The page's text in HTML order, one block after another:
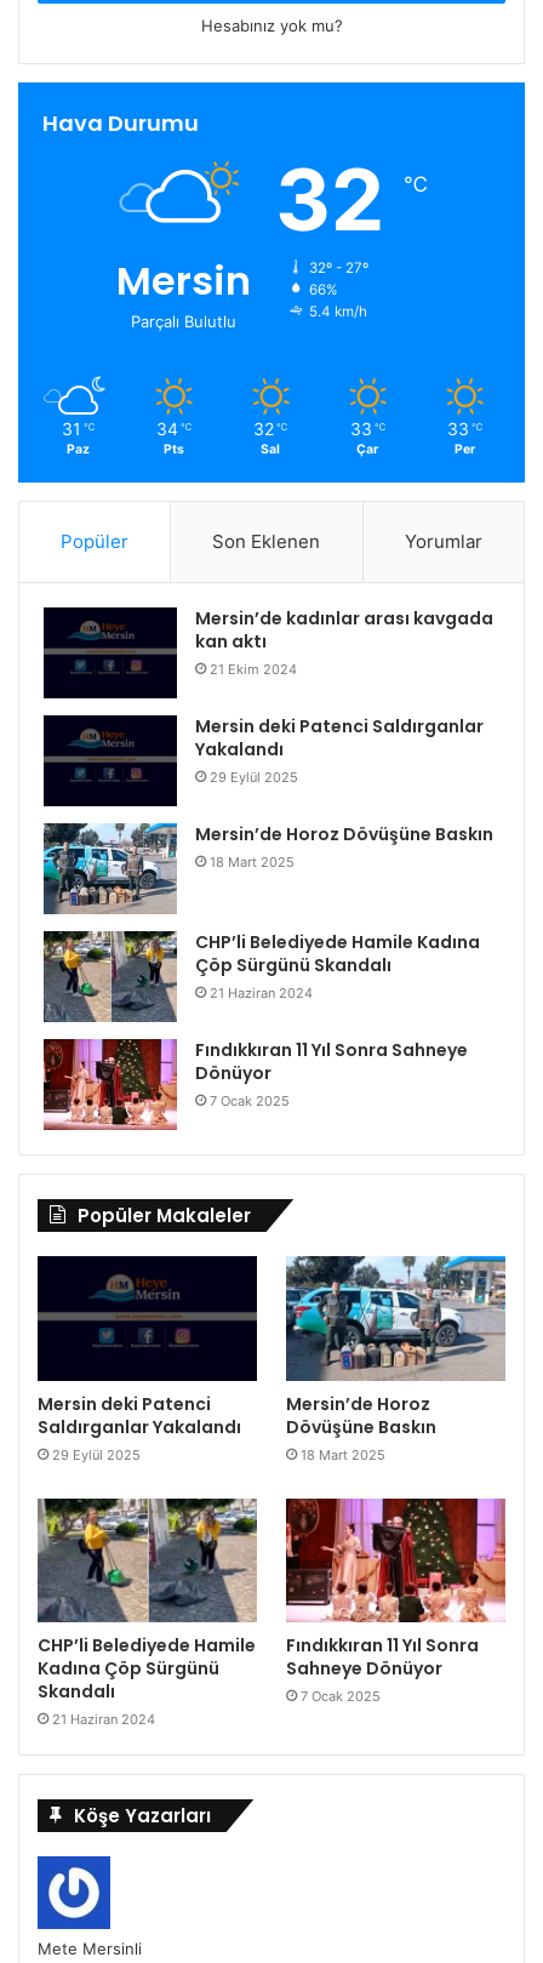
Hesabınız yok mu?
Hava Durumu
Mersin
Parçalı Bulutlu
32 ℃
32º - 27º
66%
5.4 km/h
31 ℃
Paz
34 ℃
Pts
32 ℃
Sal
33 ℃
Çar
33 ℃
Per
Popüler Son Eklenen Yorumlar
Mersin’de kadınlar arası kavgada
kan aktı
21 Ekim 2024
Mersin deki Patenci Saldırganlar
Yakalandı
29 Eylül 2025
Mersin’de Horoz Dövüşüne Baskın
18 Mart 2025
CHP’li Belediyede Hamile Kadına
Çöp Sürgünü Skandalı
21 Haziran 2024
Fındıkkıran 11 Yıl Sonra Sahneye
Dönüyor
7 Ocak 2025
Popüler Makaleler
Mersin deki Patenci
Saldırganlar Yakalandı
29 Eylül 2025
Mersin’de Horoz
Dövüşüne Baskın
18 Mart 2025
CHP’li Belediyede Hamile
Kadına Çöp Sürgünü
Skandalı
21 Haziran 2024
Fındıkkıran 11 Yıl Sonra
Sahneye Dönüyor
7 Ocak 2025
Köşe Yazarları
Mete Mersinli